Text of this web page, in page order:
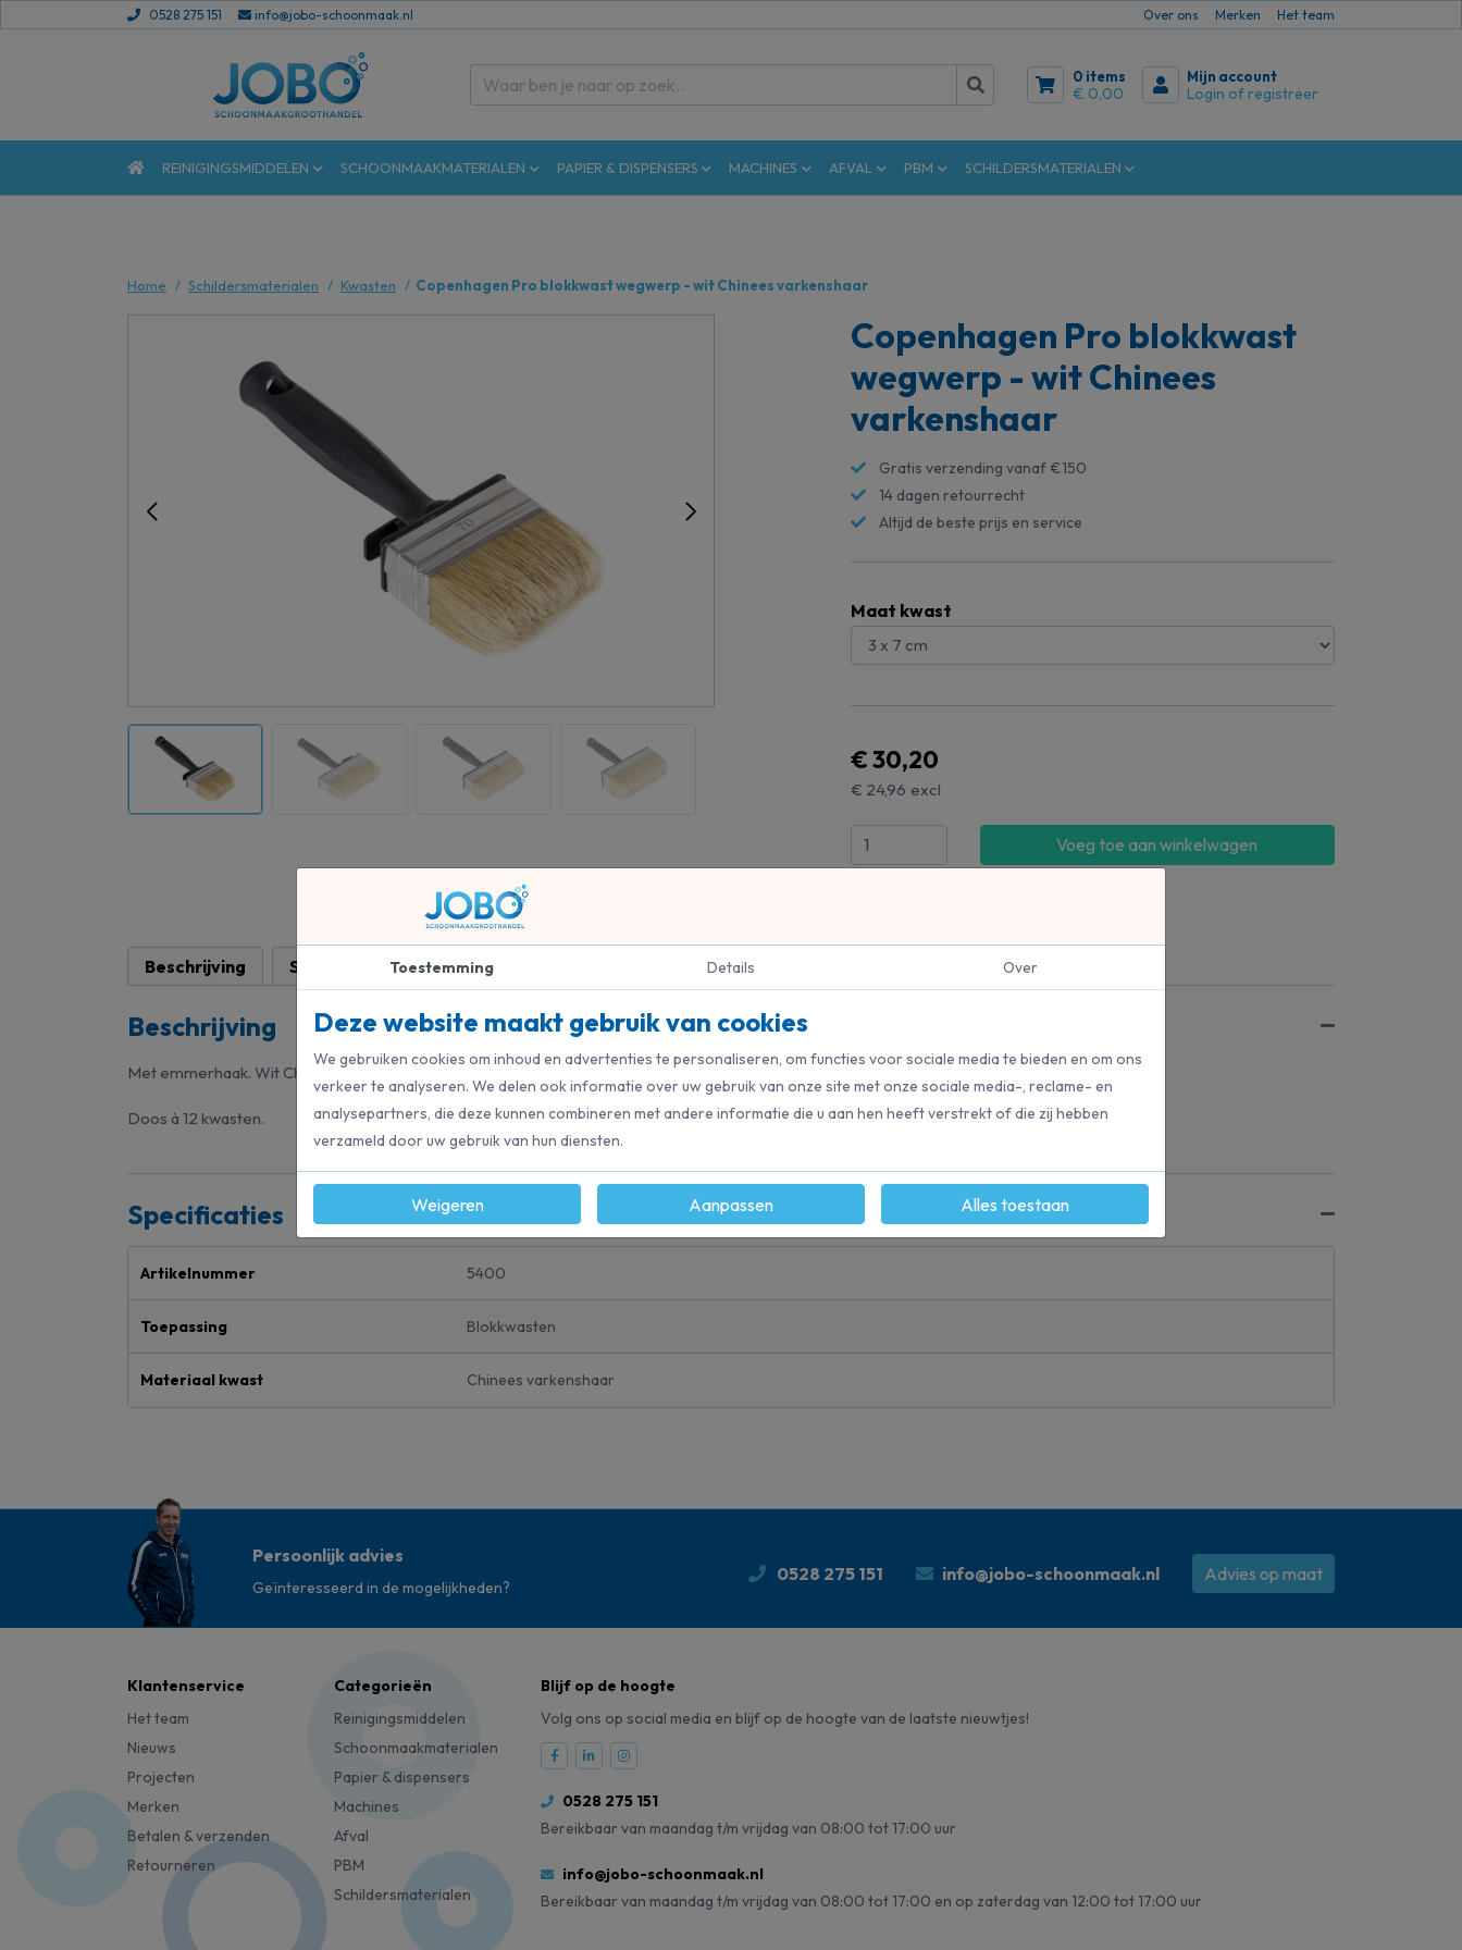
0528 275 151 info@jobo-schoonmaak.nl Over ons Merken Het team
0 items
€ 0,00
Mijn account
Login of registreer
REINIGINGSMIDDELEN SCHOONMAAKMATERIALEN PAPIER & DISPENSERS MACHINES AFVAL PBM SCHILDERSMATERIALEN
Home Schildersmaterialen Kwasten Copenhagen Pro blokkwast wegwerp - wit Chinees varkenshaar
Copenhagen Pro blokkwast
wegwerp - wit Chinees
varkenshaar
Gratis verzending vanaf €150
14 dagen retourrecht
Altijd de beste prijs en service
Maat kwast
€ 30,20
€ 24,96 excl
Voeg toe aan winkelwagen
Beschrijving Specificaties
Beschrijving
Met emmerhaak. Wit Chinees varkenshaar, vertinde bus, kunststof kap en steel.
Doos à 12 kwasten.
Specificaties
Artikelnummer 5400
Toepassing Blokkwasten
Materiaal kwast Chinees varkenshaar
Persoonlijk advies
Geïnteresseerd in de mogelijkheden?
0528 275 151 info@jobo-schoonmaak.nl Advies op maat
Klantenservice
Het team
Nieuws
Projecten
Merken
Betalen & verzenden
Retourneren
Categorieën
Reinigingsmiddelen
Schoonmaakmaterialen
Papier & dispensers
Machines
Afval
PBM
Schildersmaterialen
Blijf op de hoogte
Volg ons op social media en blijf op de hoogte van de laatste nieuwtjes!
0528 275 151
Bereikbaar van maandag t/m vrijdag van 08:00 tot 17:00 uur
info@jobo-schoonmaak.nl
Bereikbaar van maandag t/m vrijdag van 08:00 tot 17:00 en op zaterdag van 12:00 tot 17:00 uur
Toestemming Details Over
Deze website maakt gebruik van cookies
We gebruiken cookies om inhoud en advertenties te personaliseren, om functies voor sociale media te bieden en om ons
verkeer te analyseren. We delen ook informatie over uw gebruik van onze site met onze sociale media-, reclame- en
analysepartners, die deze kunnen combineren met andere informatie die u aan hen heeft verstrekt of die zij hebben
verzameld door uw gebruik van hun diensten.
Weigeren Aanpassen Alles toestaan